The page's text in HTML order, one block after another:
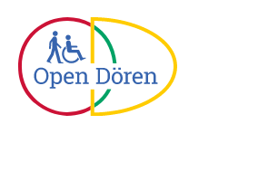
Inhalt
springen